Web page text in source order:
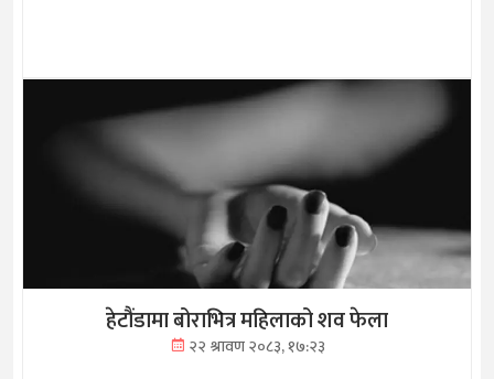
हेटौंडामा बोराभित्र महिलाको शव फेला
२२ श्रावण २०८३, १७:२३